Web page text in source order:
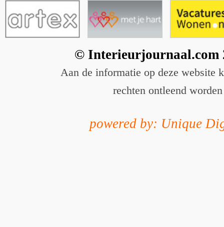
© Interieurjournaal.com
Aan de informatie op deze website
rechten ontleend worden
powered by: Unique